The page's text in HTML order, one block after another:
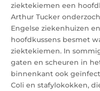
ziektekiemen een
Arthur Tucker
Engelse ziekenhuizen
hoofdkussens besmet
ziektekiemen. In
gaten en scheuren in
binnenkant ook
Coli en stafylokokken,